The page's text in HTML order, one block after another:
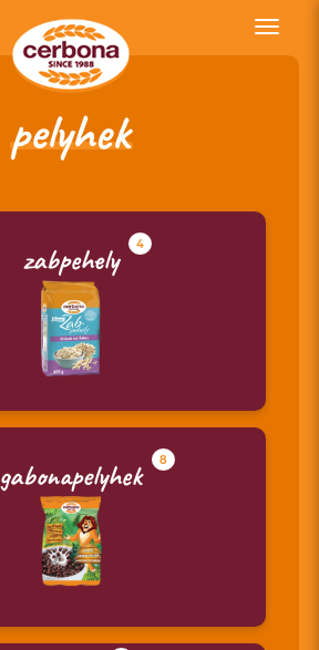
Toggle
pelyhek
4
zabpehely
8
gabonapelyhek